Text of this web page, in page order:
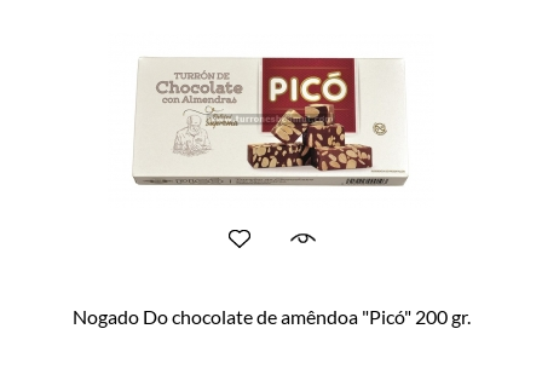
Nogado Do chocolate de amêndoa "Picó" 200 gr.